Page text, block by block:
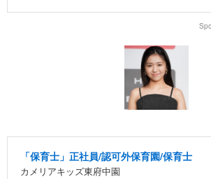
「保育士」正社員/認可外保育園/保育士
カメリアキッズ東府中園